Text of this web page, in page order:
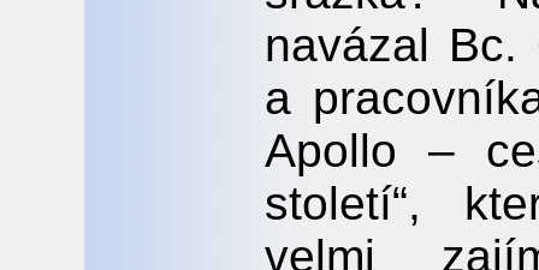
navázal Bc.
a
Apollo –
století“,
velmi